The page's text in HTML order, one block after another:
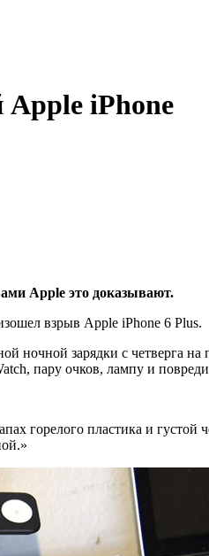
Apple iPhone
Apple это доказывают.
взрыв Apple iPhone 6 Plus.
ночной зарядки с четверга на
пару очков, лампу и
горелого пластика и густой